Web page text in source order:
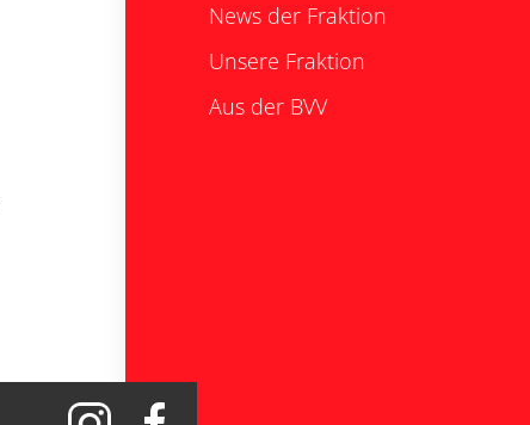
News der Fraktion
Unsere Fraktion
Aus der BVV